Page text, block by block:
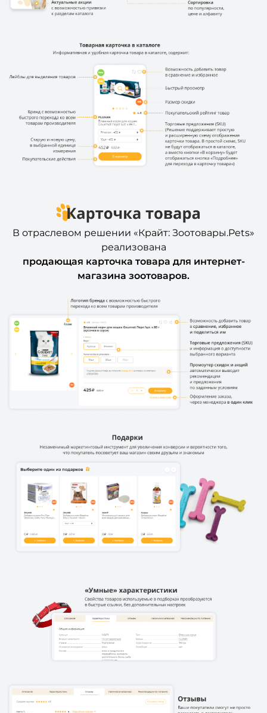
В отраслевом решении «Крайт: Зоотовары.Pets»
реализована
продающая карточка товара для интернет-
магазина зоотоваров.